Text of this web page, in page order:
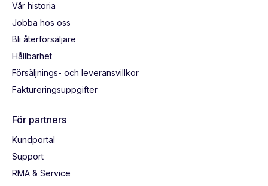
Vår historia
Jobba hos oss
Bli återförsäljare
Hållbarhet
Försäljnings- och leveransvillkor
Faktureringsuppgifter
För partners
Kundportal
Support
RMA & Service